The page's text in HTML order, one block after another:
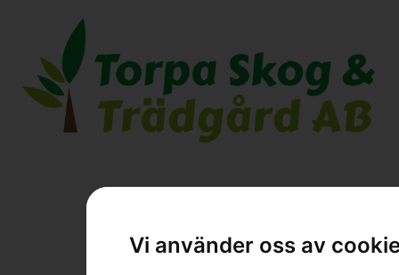
Vi använder oss av